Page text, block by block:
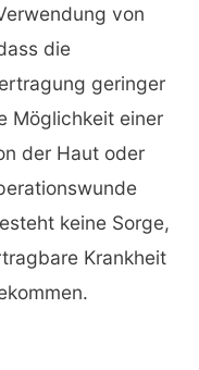
von
die
geringer
Möglichkeit einer
der Haut oder
keine Sorge,
Krankheit